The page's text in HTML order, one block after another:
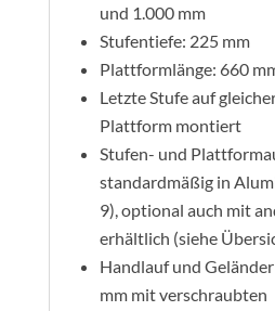
und 1.000 mm
Stufentiefe: 225 mm
Plattformlänge: 660
Letzte Stufe auf
Plattform montiert
Stufen- und
standardmäßig in
9), optional auch mit
erhältlich (siehe
Handlauf und
mm mit verschraubten